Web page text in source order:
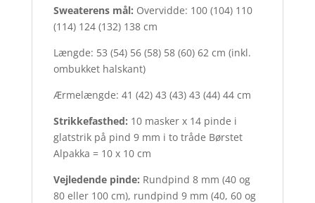
Sweaterens mål: Overvidde: 100 (104) 110
(114) 124 (132) 138 cm
Længde: 53 (54) 56 (58) 58 (60) 62 cm (inkl.
ombukket halskant)
Ærmelængde: 41 (42) 43 (43) 43 (44) 44 cm
Strikkefasthed: 10 masker x 14 pinde i
glatstrik på pind 9 mm i to tråde Børstet
Alpakka = 10 x 10 cm
Vejledende pinde: Rundpind 8 mm (40 og
80 eller 100 cm), rundpind 9 mm (40, 60 og